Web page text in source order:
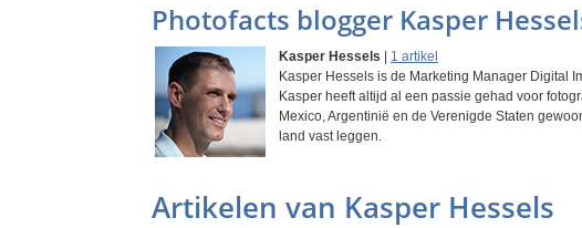
Photofacts blogger Kasper
Kasper Hessels
1 artikel
Kasper Hessels is de Marketing Manager Digital
Kasper heeft altijd al een passie gehad voor
Mexico, Argentinië en de Verenigde Staten
land vast leggen.
Artikelen van Kasper Hessels